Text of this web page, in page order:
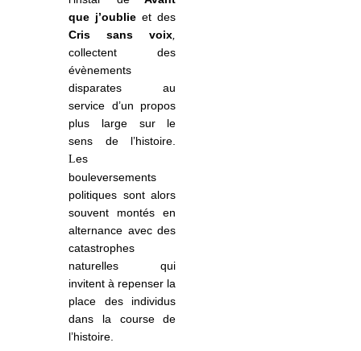
que j’oublie et des
Cris sans voix
collectent des
évènements
disparates au
service d’un propos
plus large sur le
sens de l’histoire.
Les
bouleversements
politiques sont alors
souvent montés en
alternance avec des
catastrophes
naturelles qui
invitent à repenser la
place des individus
dans la course de
l’histoire.